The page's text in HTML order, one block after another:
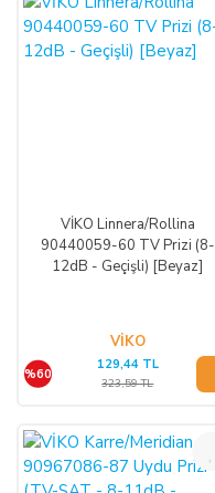
VİKO Linnera/Rollina
90440059-60 TV Prizi (8-
12dB - Geçişli) [Beyaz]
VİKO
%60
129,44 TL
323,59 TL
%60